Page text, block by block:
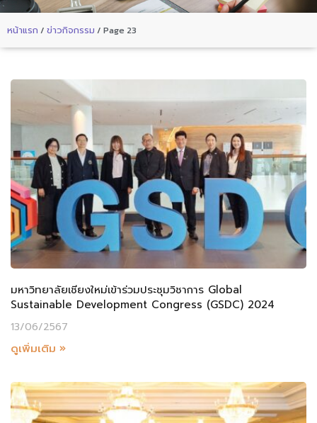
หน้าแรก / ข่าวกิจกรรม / Page 23
มหาวิทยาลัยเชียงใหม่เข้าร่วมประชุมวิชาการ Global
Sustainable Development Congress (GSDC) 2024
13/06/2567
ดูเพิ่มเติม »